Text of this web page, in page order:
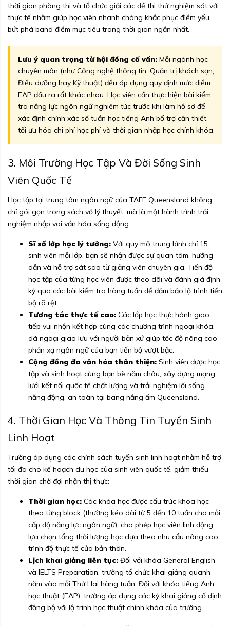
thời gian phòng thi và tổ chức giải các đề thi thử nghiệm sát với
thực tế nhằm giúp học viên nhanh chóng khắc phục điểm yếu,
bứt phá band điểm mục tiêu trong thời gian ngắn nhất.
Lưu ý quan trọng từ hội đồng cố vấn: Mỗi ngành học
chuyên môn (như Công nghệ thông tin, Quản trị khách sạn,
Điều dưỡng hay Kỹ thuật) đều áp dụng quy định mức điểm
EAP đầu ra rất khác nhau. Học viên cần thực hiện bài kiểm
tra năng lực ngôn ngữ nghiêm túc trước khi làm hồ sơ để
xác định chính xác số tuần học tiếng Anh bổ trợ cần thiết,
tối ưu hóa chi phí học phí và thời gian nhập học chính khóa.
3. Môi Trường Học Tập Và Đời Sống Sinh
Viên Quốc Tế
Học tập tại trung tâm ngôn ngữ của TAFE Queensland không
chỉ gói gọn trong sách vở lý thuyết, mà là một hành trình trải
nghiệm nhập vai văn hóa sống động:
Sĩ số lớp học lý tưởng: Với quy mô trung bình chỉ 15
sinh viên mỗi lớp, bạn sẽ nhận được sự quan tâm, hướng
dẫn và hỗ trợ sát sao từ giảng viên chuyên gia. Tiến độ
học tập của từng học viên được theo dõi và đánh giá định
kỳ qua các bài kiểm tra hàng tuần để đảm bảo lộ trình tiến
bộ rõ rệt.
Tương tác thực tế cao: Các lớp học thực hành giao
tiếp vui nhộn kết hợp cùng các chương trình ngoại khóa,
dã ngoại giao lưu với người bản xứ giúp tốc độ nâng cao
phản xạ ngôn ngữ của bạn tiến bộ vượt bậc.
Cộng đồng đa văn hóa thân thiện: Sinh viên được học
tập và sinh hoạt cùng bạn bè năm châu, xây dựng mạng
lưới kết nối quốc tế chất lượng và trải nghiệm lối sống
năng động, an toàn tại bang nắng ấm Queensland.
4. Thời Gian Học Và Thông Tin Tuyển Sinh
Linh Hoạt
Trường áp dụng các chính sách tuyển sinh linh hoạt nhằm hỗ trợ
tối đa cho kế hoạch du học của sinh viên quốc tế, giảm thiểu
thời gian chờ đợi nhận thị thực:
Thời gian học: Các khóa học được cấu trúc khoa học
theo từng block (thường kéo dài từ 5 đến 10 tuần cho mỗi
cấp độ năng lực ngôn ngữ), cho phép học viên linh động
lựa chọn tổng thời lượng học dựa theo nhu cầu nâng cao
trình độ thực tế của bản thân.
Lịch khai giảng liên tục: Đối với khóa General English
và IELTS Preparation, trường tổ chức khai giảng quanh
năm vào mỗi Thứ Hai hàng tuần. Đối với khóa tiếng Anh
học thuật (EAP), trường áp dụng các kỳ khai giảng cố định
đồng bộ với lộ trình học thuật chính khóa của trường.